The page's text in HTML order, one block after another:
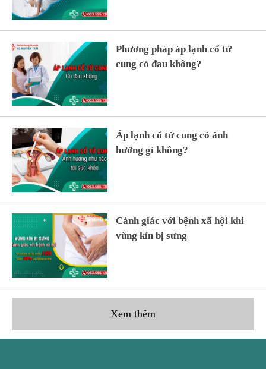
Phương pháp áp lạnh cổ tử
cung có đau không?
Áp lạnh cổ tử cung có ảnh
hưởng gì không?
Cảnh giác với bệnh xã hội khi
vùng kín bị sưng
Xem thêm